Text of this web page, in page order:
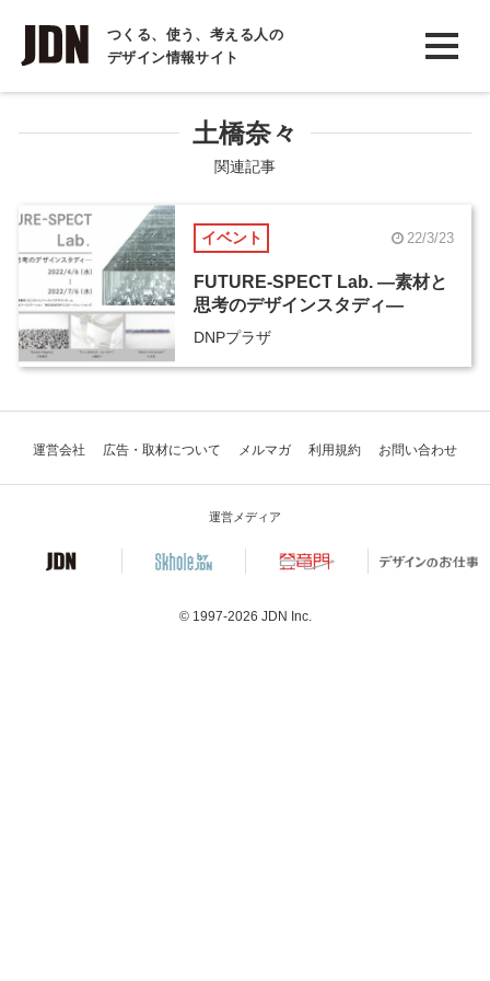
つくる、使う、考える人の
デザイン情報サイト
INTERVIEW
インタビュー
COLUMN
コラム
土橋奈々
関連記事
イベント 22/3/23
FUTURE-SPECT Lab. ―素材と
思考のデザインスタディ―
DNPプラザ
運営会社 広告・取材について メルマガ 利用規約 お問い合わせ
運営メディア
© 1997-2026 JDN Inc.